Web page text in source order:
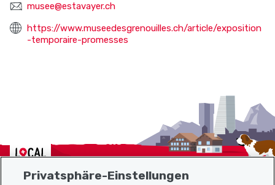
musee@estavayer.ch
https://www.museedesgrenouilles.ch/article/exposition
-temporaire-promesses
Localcities
Privatsphäre-Einstellungen